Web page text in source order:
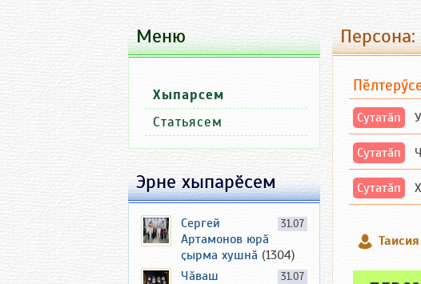
Персона:
Сутатӑп
Сутатӑп
Сутатӑп
Меню
Хыпарсем
Статьясем
Эрне хыпарӗсем
31.07
Сергей
Артамонов юрӑ
ҫырма хушнӑ (1304)
31.07
Чӑваш